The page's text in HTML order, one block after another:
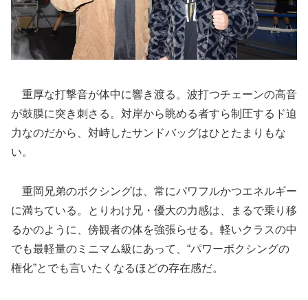
重厚な打撃音が体中に響き渡る。波打つチェーンの高音
が鼓膜に突き刺さる。対岸から眺める者すら制圧するド迫
力なのだから、対峙したサンドバッグはひとたまりもな
い。
重岡兄弟のボクシングは、常にパワフルかつエネルギー
に満ちている。とりわけ兄・優大の力感は、まるで乗り移
るかのように、傍観者の体を強張らせる。軽いクラスの中
でも最軽量のミニマム級にあって、“パワーボクシングの
権化”とでも言いたくなるほどの存在感だ。